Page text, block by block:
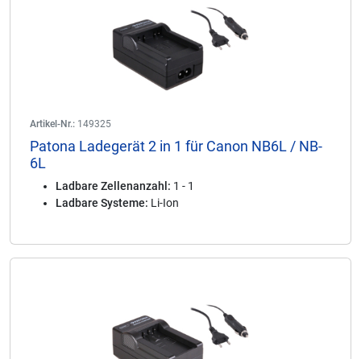
Artikel-Nr.: 149325
Patona Ladegerät 2 in 1 für Canon NB6L / NB-
6L
Ladbare Zellenanzahl: 1 - 1
Ladbare Systeme: Li-Ion